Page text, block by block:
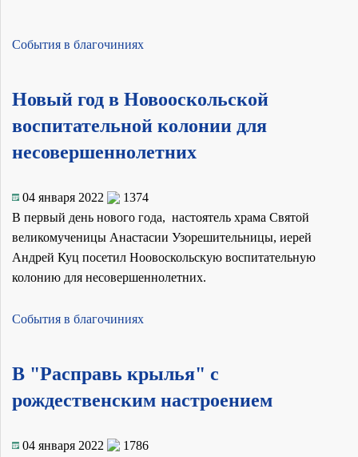
События в благочиниях
Новый год в Новооскольской
воспитательной колонии для
несовершеннолетних
04 января 2022
1374
В первый день нового года, настоятель храма Святой
великомученицы Анастасии Узорешительницы, иерей
Андрей Куц посетил Ноовоскольскую воспитательную
колонию для несовершеннолетних.
События в благочиниях
В "Расправь крылья" с
рождественским настроением
04 января 2022
1786